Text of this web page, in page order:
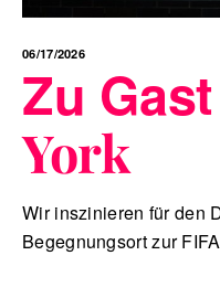
06/17/2026
Zu
York
Wir inszinieren für den
Begegnungsort zur